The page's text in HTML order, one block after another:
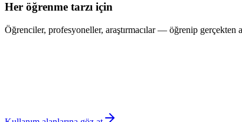
Her öğrenme tarzı için
Öğrenciler, profesyoneller, araştırmacılar — öğrenip gerçekten